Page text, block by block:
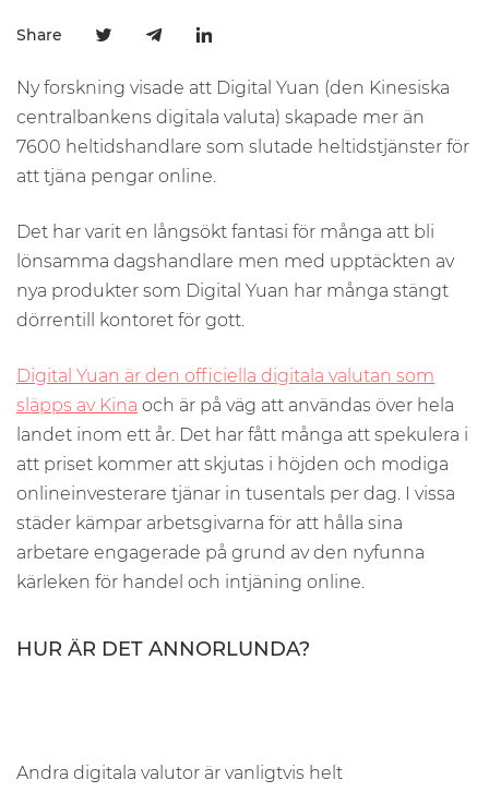
Share
Ny forskning visade att Digital Yuan (den Kinesiska
centralbankens digitala valuta) skapade mer än
7600 heltidshandlare som slutade heltidstjänster för
att tjäna pengar online.
Det har varit en långsökt fantasi för många att bli
lönsamma dagshandlare men med upptäckten av
nya produkter som Digital Yuan har många stängt
dörrentill kontoret för gott.
Digital Yuan är den officiella digitala valutan som
släpps av Kina och är på väg att användas över hela
landet inom ett år. Det har fått många att spekulera i
att priset kommer att skjutas i höjden och modiga
onlineinvesterare tjänar in tusentals per dag. I vissa
städer kämpar arbetsgivarna för att hålla sina
arbetare engagerade på grund av den nyfunna
kärleken för handel och intjäning online.
HUR ÄR DET ANNORLUNDA?
Andra digitala valutor är vanligtvis helt